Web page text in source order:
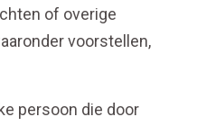
of overige
voorstellen,
persoon die door